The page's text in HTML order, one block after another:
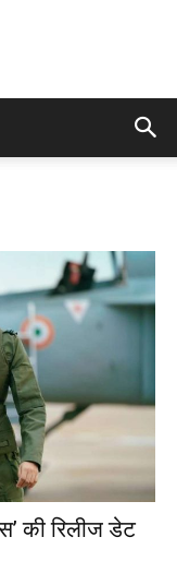
की रिलीज डेट